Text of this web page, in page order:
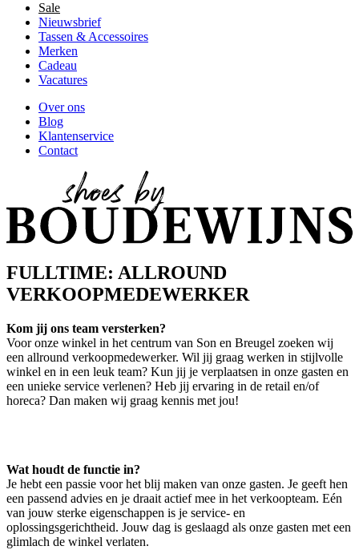
Sale
Nieuwsbrief
Tassen & Accessoires
Merken
Cadeau
Vacatures
Over ons
Blog
Klantenservice
Contact
FULLTIME: ALLROUND
VERKOOPMEDEWERKER
Kom jij ons team versterken?
Voor onze winkel in het centrum van Son en Breugel zoeken wij
een allround verkoopmedewerker. Wil jij graag werken in stijlvolle
winkel en in een leuk team? Kun jij je verplaatsen in onze gasten en
een unieke service verlenen? Heb jij ervaring in de retail en/of
horeca? Dan maken wij graag kennis met jou!
Wat houdt de functie in?
Je hebt een passie voor het blij maken van onze gasten. Je geeft hen
een passend advies en je draait actief mee in het verkoopteam. Eén
van jouw sterke eigenschappen is je service- en
oplossingsgerichtheid. Jouw dag is geslaagd als onze gasten met een
glimlach de winkel verlaten.